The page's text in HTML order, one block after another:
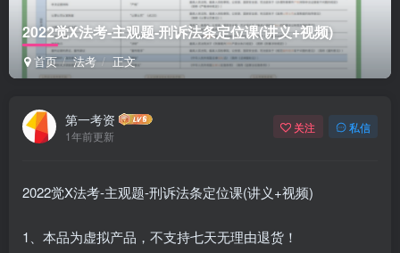
2022觉X法考-主观题-刑诉法条定位课(讲义+视频)
首页 法考 正文
第一考资
1年前更新
关注 私信
2022觉X法考-主观题-刑诉法条定位课(讲义+视频)
1、本品为虚拟产品，不支持七天无理由退货！